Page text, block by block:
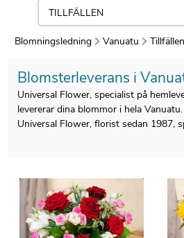
Blomningsledning Vanuatu Tillfällen
Blomsterleverans i
Universal Flower, specialist på
levererar dina blommor i hela Vanuatu.
Universal Flower, florist sedan 1987,
till den adress du väljer av floristen
före kl. 16.00 så levereras din bukett
helgdagar. Oavsett vilken händelse
tack, etc.), lita på Universal Flower för